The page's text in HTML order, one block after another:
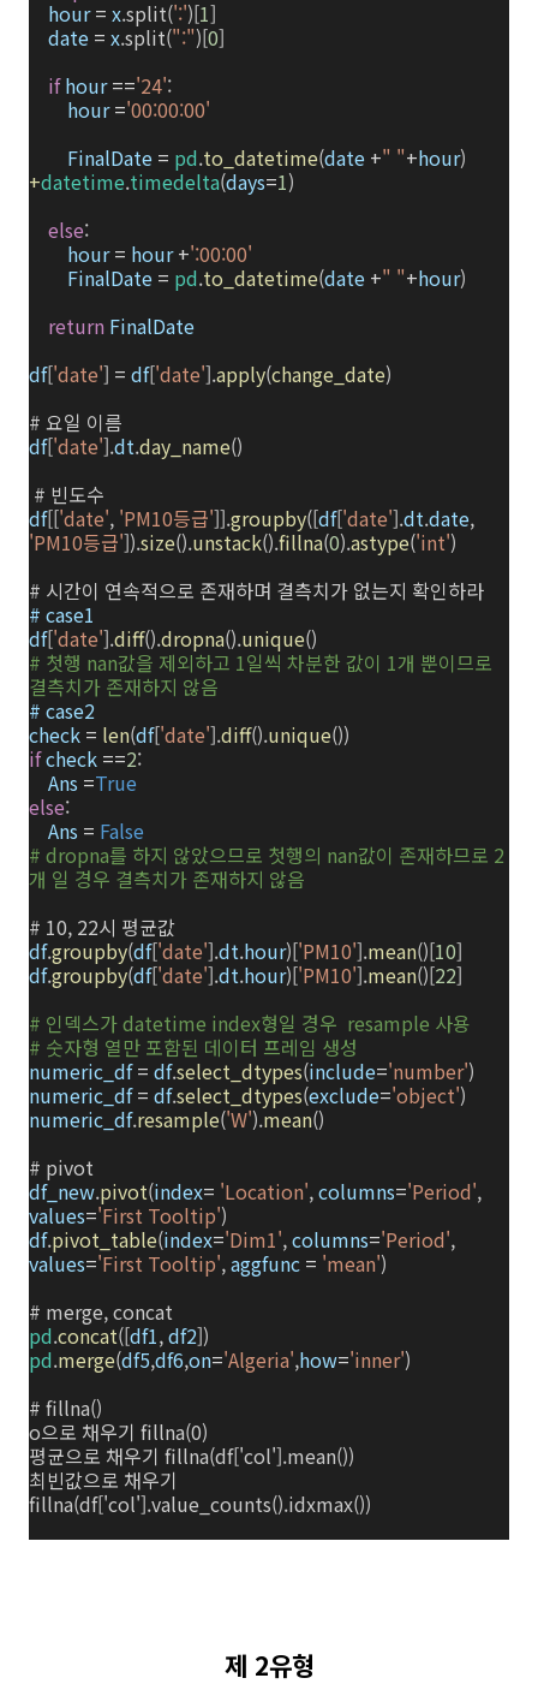
hour = x.split(':')[1]
date = x.split(":")[0]
if hour =='24':
hour ='00:00:00'
FinalDate = pd.to_datetime(date +" "+hour)
+datetime.timedelta(days=1)
else:
hour = hour +':00:00'
FinalDate = pd.to_datetime(date +" "+hour)
return FinalDate
df['date'] = df['date'].apply(change_date)
# 요일 이름
df['date'].dt.day_name()
# 빈도수
df[['date', 'PM10등급']].groupby([df['date'].dt.date,
'PM10등급']).size().unstack().fillna(0).astype('int')
# 시간이 연속적으로 존재하며 결측치가 없는지 확인하라
# case1
df['date'].diff().dropna().unique()
# 첫행 nan값을 제외하고 1일씩 차분한 값이 1개 뿐이므로
결측치가 존재하지 않음
# case2
check = len(df['date'].diff().unique())
ifcheck ==2:
Ans =True
else:
Ans = False
# dropna를 하지 않았으므로 첫행의 nan값이 존재하므로 2
개 일 경우 결측치가 존재하지 않음
# 10, 22시 평균값
df.groupby(df['date'].dt.hour)['PM10'].mean()[10]
df.groupby(df['date'].dt.hour)['PM10'].mean()[22]
# 인덱스가 datetime index형일 경우 resample 사용
# 숫자형 열만 포함된 데이터 프레임 생성
numeric_df = df.select_dtypes(include='number')
numeric_df = df.select_dtypes(exclude='object')
numeric_df.resample('W').mean()
# pivot
df_new.pivot(index= 'Location',columns='Period',
values='First Tooltip')
df.pivot_table(index='Dim1',columns='Period',
values='First Tooltip',aggfunc = 'mean')
# merge, concat
pd.concat([df1,df2])
pd.merge(df5,df6,on='Algeria',how='inner')
# fillna()
o으로 채우기 fillna(0)
평균으로 채우기 fillna(df['col'].mean())
최빈값으로 채우기
fillna(df['col'].value_counts().idxmax())
제 2유형